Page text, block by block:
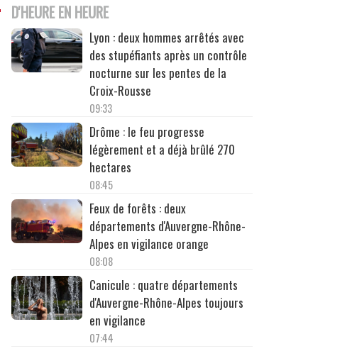
D'HEURE EN HEURE
Lyon : deux hommes arrêtés avec
des stupéfiants après un contrôle
nocturne sur les pentes de la
Croix-Rousse
09:33
Drôme : le feu progresse
légèrement et a déjà brûlé 270
hectares
08:45
Feux de forêts : deux
départements d'Auvergne-Rhône-
Alpes en vigilance orange
08:08
Canicule : quatre départements
d'Auvergne-Rhône-Alpes toujours
en vigilance
07:44